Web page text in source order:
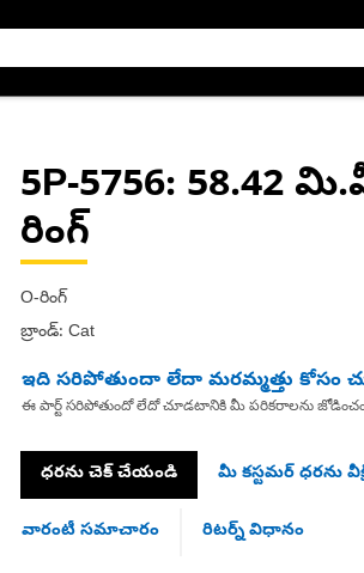
5P-5756: 58.42
రింగ్
O-రింగ్
బ్రాండ్: Cat
ఇది సరిపోతుందా లేదా మరమ్మత్తు కోసం
ఈ పార్ట్ సరిపోతుందో లేదో చూడటానికి మీ పరికరాలను
ధరను చెక్ చేయండి మీ కస్టమర్ ధరను
వారంటీ సమాచారం రిటర్న్ విధానం